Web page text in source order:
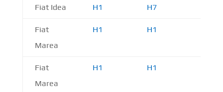
Fiat Idea H1 H7
Fiat
Marea
H1 H1
Fiat
Marea
H1 H1